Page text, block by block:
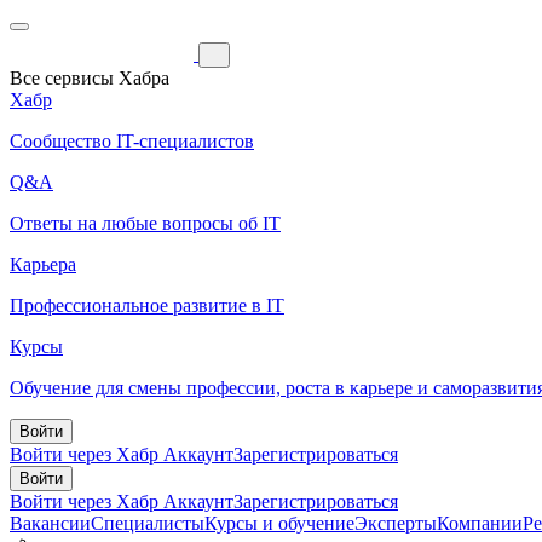
Все сервисы Хабра
Хабр
Сообщество IT-специалистов
Q&A
Ответы на любые вопросы об IT
Карьера
Профессиональное развитие в IT
Курсы
Обучение для смены профессии, роста в карьере и
Войти
Войти через Хабр АккаунтЗарегистрироваться
Войти
Войти через Хабр АккаунтЗарегистрироваться
ВакансииСпециалистыКурсы и обучениеЭкспертыКомпании